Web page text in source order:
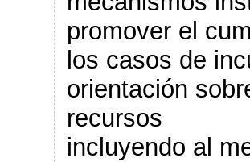
promover el
los casos de
orientación
recursos
incluyendo al